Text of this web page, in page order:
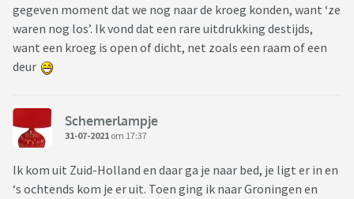
gegeven moment dat we nog naar de kroeg konden, want ‘ze
waren nog los’. Ik vond dat een rare uitdrukking destijds,
want een kroeg is open of dicht, net zoals een raam of een
deur
Schemerlampje
31-07-2021 om 17:37
Ik kom uit Zuid-Holland en daar ga je naar bed, je ligt er in en
‘s ochtends kom je er uit. Toen ging ik naar Groningen en